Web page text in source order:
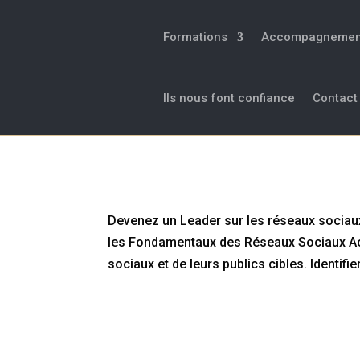
Formations
Ils nous font confiance Contact
Devenez un Leader sur les réseaux
les Fondamentaux des Réseaux Sociaux
sociaux et de leurs publics cibles.